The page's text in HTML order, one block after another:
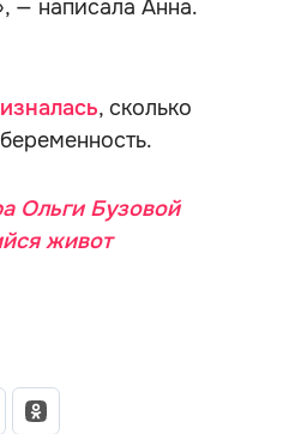
— написала Анна.
, сколько
Ольги Бузовой
живот